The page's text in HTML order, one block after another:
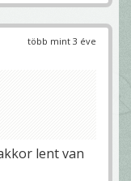
több mint 3 éve
lent van